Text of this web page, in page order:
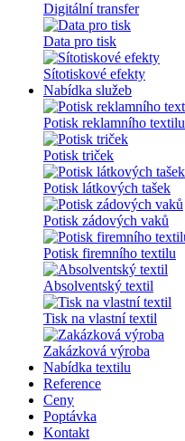
Digitální transfer
Data pro tisk
Sítotiskové efekty
Nabídka služeb
Potisk reklamního textilu
Potisk triček
Potisk látkových tašek
Potisk zádových vaků
Potisk firemního textilu
Absolventský textil
Tisk na vlastní textil
Zakázková výroba
Nabídka textilu
Reference
Ceny
Poptávka
Kontakt